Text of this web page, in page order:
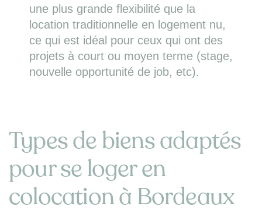
une plus grande flexibilité que la
location traditionnelle en logement nu,
ce qui est idéal pour ceux qui ont des
projets à court ou moyen terme (stage,
nouvelle opportunité de job, etc).
Types de biens adaptés
pour se loger en
colocation à Bordeaux